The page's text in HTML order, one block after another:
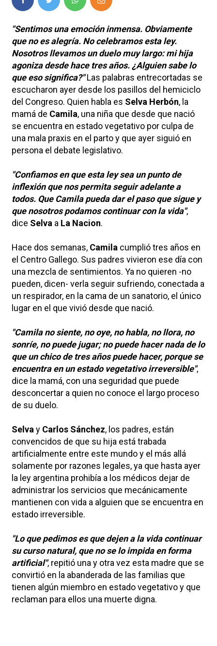
"Sentimos una emoción inmensa. Obviamente
que no es alegría. No celebramos esta ley.
Nosotros llevamos un duelo muy largo: mi hija
agoniza desde hace tres años. ¿Alguien sabe lo
que eso significa?"Las palabras entrecortadas se
escucharon ayer desde los pasillos del hemiciclo
del Congreso. Quien habla es Selva Herbón, la
mamá de Camila, una niña que desde que nació
se encuentra en estado vegetativo por culpa de
una mala praxis en el parto y que ayer siguió en
persona el debate legislativo.
"Confiamos en que esta ley sea un punto de
inflexión que nos permita seguir adelante a
todos. Que Camila pueda dar el paso que sigue y
que nosotros podamos continuar con la vida",
dice Selva a La Nacion.
Hace dos semanas, Camila cumplió tres años en
el Centro Gallego. Sus padres vivieron ese día con
una mezcla de sentimientos. Ya no quieren -no
pueden, dicen- verla seguir sufriendo, conectada a
un respirador, en la cama de un sanatorio, el único
lugar en el que vivió desde que nació.
"Camila no siente, no oye, no habla, no llora, no
sonríe, no puede jugar; no puede hacer nada de lo
que un chico de tres años puede hacer, porque se
encuentra en un estado vegetativo irreversible",
dice la mamá, con una seguridad que puede
desconcertar a quien no conoce el largo proceso
de su duelo.
Selva y Carlos Sánchez, los padres, están
convencidos de que su hija está trabada
artificialmente entre este mundo y el más allá
solamente por razones legales, ya que hasta ayer
la ley argentina prohibía a los médicos dejar de
administrar los servicios que mecánicamente
mantienen con vida a alguien que se encuentra en
estado irreversible.
"Lo que pedimos es que dejen a la vida continuar
su curso natural, que no se lo impida en forma
artificial", repitió una y otra vez esta madre que se
convirtió en la abanderada de las familias que
tienen algún miembro en estado vegetativo y que
reclaman para ellos una muerte digna.